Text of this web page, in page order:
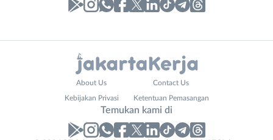
About Us Contact Us
Kebijakan Privasi Ketentuan Pemasangan
Temukan kami di